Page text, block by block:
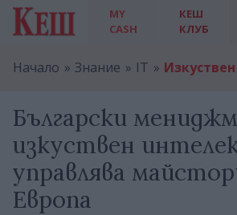
MY
CASH
КЕШ
КЛУБ
Начало Знание IT
Български
изкуствен
управлява
Европа